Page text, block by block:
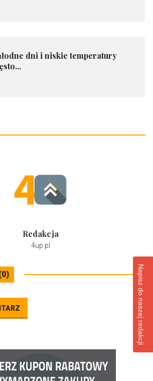
dni i niskie temperatury
Redakcja
4up.pl
Napisz do naszej redakcji